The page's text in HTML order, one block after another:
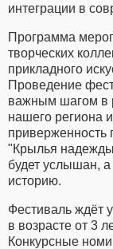
интеграции в
Программа
творческих
прикладного
Проведение
важным шагом в
нашего региона
приверженность
"Крылья
будет услышан,
историю.
Фестиваль ждёт
в возрасте от 3
Конкурсные